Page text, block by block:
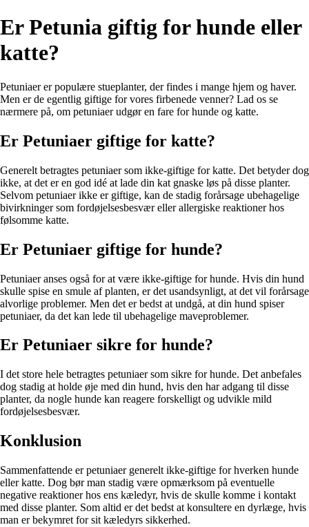
Er Petunia giftig for hunde eller
katte?
Petuniaer er populære stueplanter, der findes i mange hjem og haver.
Men er de egentlig giftige for vores firbenede venner? Lad os se
nærmere på, om petuniaer udgør en fare for hunde og katte.
Er Petuniaer giftige for katte?
Generelt betragtes petuniaer som ikke-giftige for katte. Det betyder dog
ikke, at det er en god idé at lade din kat gnaske løs på disse planter.
Selvom petuniaer ikke er giftige, kan de stadig forårsage ubehagelige
bivirkninger som fordøjelsesbesvær eller allergiske reaktioner hos
følsomme katte.
Er Petuniaer giftige for hunde?
Petuniaer anses også for at være ikke-giftige for hunde. Hvis din hund
skulle spise en smule af planten, er det usandsynligt, at det vil forårsage
alvorlige problemer. Men det er bedst at undgå, at din hund spiser
petuniaer, da det kan lede til ubehagelige maveproblemer.
Er Petuniaer sikre for hunde?
I det store hele betragtes petuniaer som sikre for hunde. Det anbefales
dog stadig at holde øje med din hund, hvis den har adgang til disse
planter, da nogle hunde kan reagere forskelligt og udvikle mild
fordøjelsesbesvær.
Konklusion
Sammenfattende er petuniaer generelt ikke-giftige for hverken hunde
eller katte. Dog bør man stadig være opmærksom på eventuelle
negative reaktioner hos ens kæledyr, hvis de skulle komme i kontakt
med disse planter. Som altid er det bedst at konsultere en dyrlæge, hvis
man er bekymret for sit kæledyrs sikkerhed.